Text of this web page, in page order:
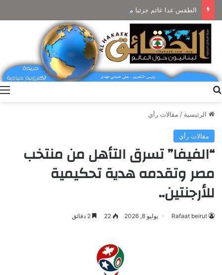
الرئيسية / مقالات رأي
مقالات رأي
“الفيفا” تسرق التأهل من منتخب
مصر وتقدمه هدية تحكيمية
للأرجنتين..
Rafaat beirut يوليو 8, 2026 22